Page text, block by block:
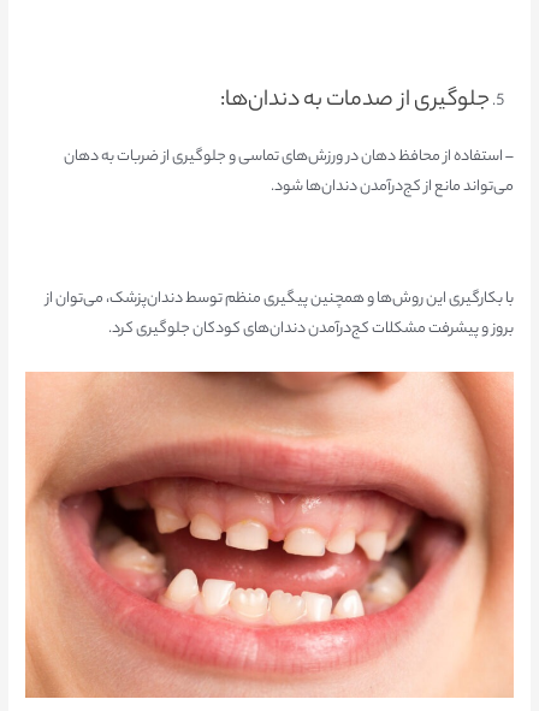
جلوگیری از صدمات به دندان‌ها:
– استفاده از محافظ دهان در ورزش‌های تماسی و جلوگیری از ضربات به دهان
می‌تواند مانع از کج‌درآمدن دندان‌ها شود.
با بکارگیری این روش‌ها و همچنین پیگیری منظم توسط دندان‌پزشک، می‌توان از
بروز و پیشرفت مشکلات کج‌درآمدن دندان‌های کودکان جلوگیری کرد.